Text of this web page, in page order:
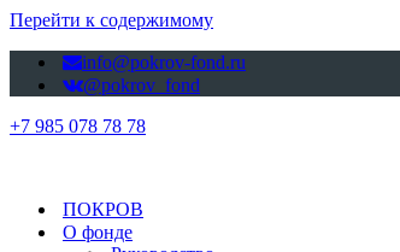
Перейти к содержимому
info@pokrov-fond.ru
@pokrov_fond
+7 985 078 78 78
ПОКРОВ
О фонде